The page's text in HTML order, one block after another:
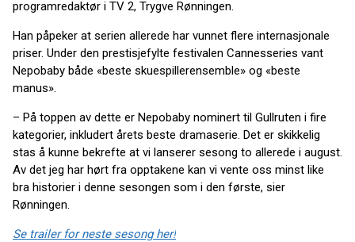
programredaktør i TV 2, Trygve Rønningen.
Han påpeker at serien allerede har vunnet flere internasjonale
priser. Under den prestisjefylte festivalen Cannesseries vant
Nepobaby både «beste skuespillerensemble» og «beste
manus».
– På toppen av dette er Nepobaby nominert til Gullruten i fire
kategorier, inkludert årets beste dramaserie. Det er skikkelig
stas å kunne bekrefte at vi lanserer sesong to allerede i august.
Av det jeg har hørt fra opptakene kan vi vente oss minst like
bra historier i denne sesongen som i den første, sier
Rønningen.
Se trailer for neste sesong her!